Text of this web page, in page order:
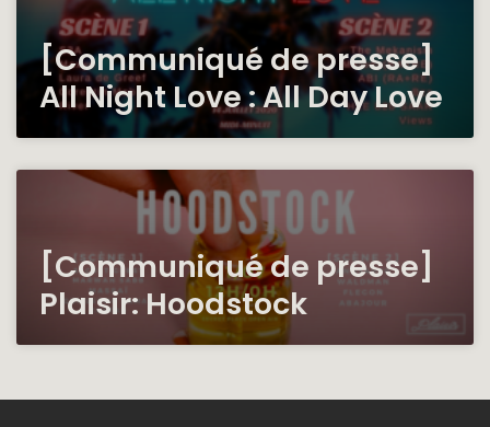
[Communiqué de presse]
All Night Love : All Day Love
[Communiqué de presse]
Plaisir: Hoodstock